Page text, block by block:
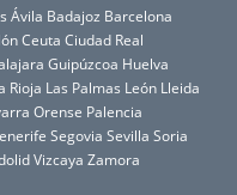
Ávila Badajoz Barcelona
Ceuta Ciudad Real
Guipúzcoa Huelva
Rioja Las Palmas León Lleida
Orense Palencia
Segovia Sevilla Soria
Vizcaya Zamora